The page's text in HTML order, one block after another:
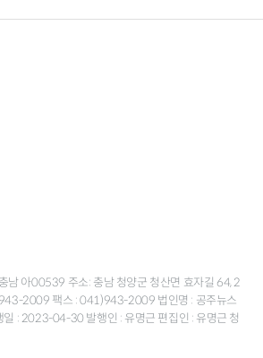
남 아00539 주소: 충남 청양군 청산면 효자길 64, 2
2009 팩스 : 041)943-2009 법인명 : 공주뉴스
: 2023-04-30 발행인 : 유명근 편집인 : 유명근 청